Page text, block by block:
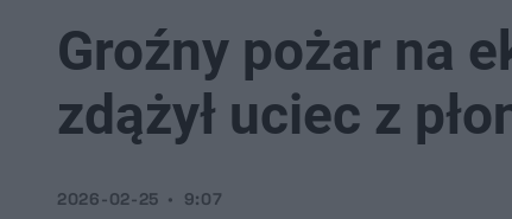
Groźny pożar na
zdążył uciec z
2026-02-25 9:07